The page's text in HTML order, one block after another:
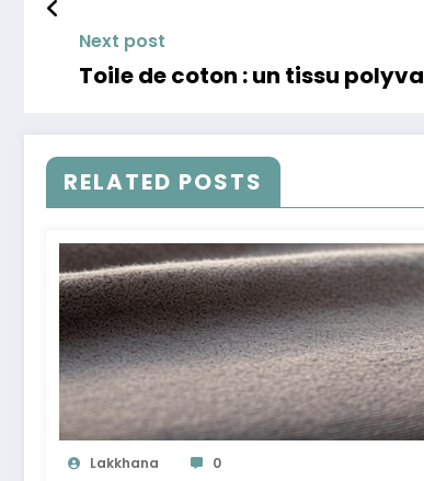
Next post
Toile de coton : un tissu
RELATED POSTS
Lakkhana 0